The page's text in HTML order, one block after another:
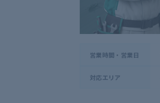
営業時間・営業日
対応エリア